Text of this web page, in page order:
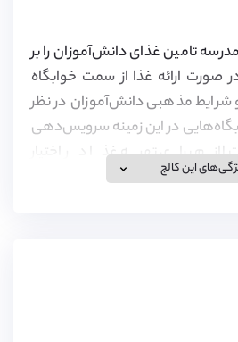
تامین غذای دانش‌آموزان را بر
صورت ارائه غذا از سمت خوابگاه
شرایط مذهبی دانش‌آموزان در نظر
در این زمینه سرویس‌دهی
لازم برای تهیه غذا در اختیار
این کالج